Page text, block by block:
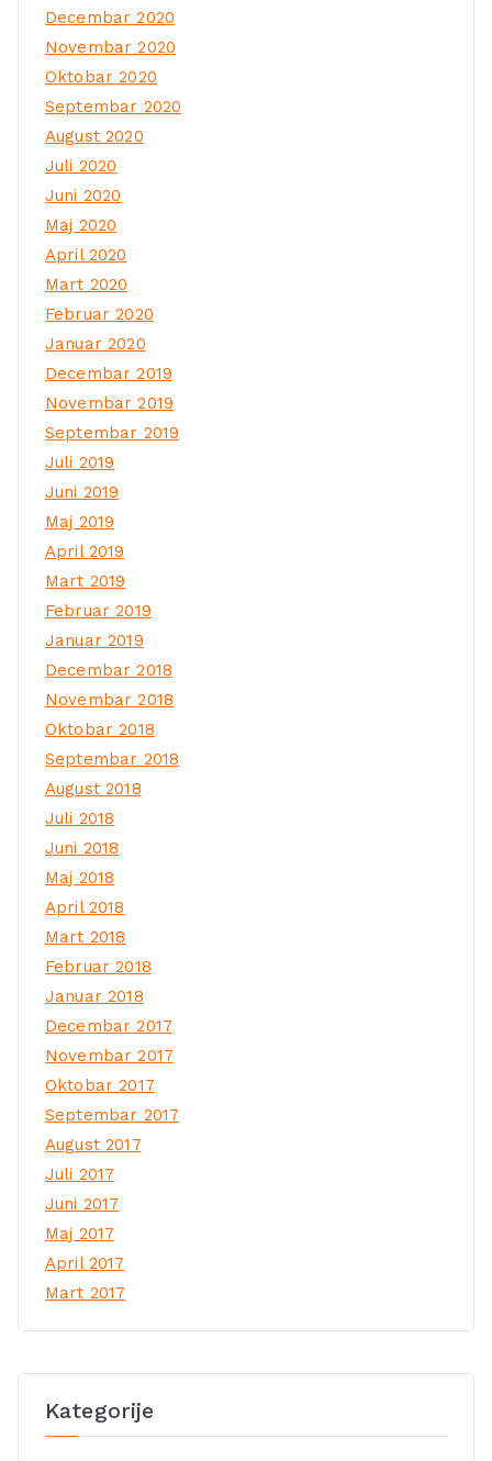
Decembar 2020
Novembar 2020
Oktobar 2020
Septembar 2020
August 2020
Juli 2020
Juni 2020
Maj 2020
April 2020
Mart 2020
Februar 2020
Januar 2020
Decembar 2019
Novembar 2019
Septembar 2019
Juli 2019
Juni 2019
Maj 2019
April 2019
Mart 2019
Februar 2019
Januar 2019
Decembar 2018
Novembar 2018
Oktobar 2018
Septembar 2018
August 2018
Juli 2018
Juni 2018
Maj 2018
April 2018
Mart 2018
Februar 2018
Januar 2018
Decembar 2017
Novembar 2017
Oktobar 2017
Septembar 2017
August 2017
Juli 2017
Juni 2017
Maj 2017
April 2017
Mart 2017
Kategorije